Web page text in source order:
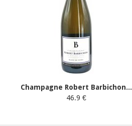
Champagne Robert Barbichon...
46.9 €